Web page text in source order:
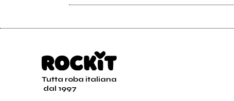
Tutta roba italiana
dal 1997